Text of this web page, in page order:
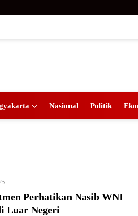
Nasional Politik
Perhatikan Nasib WNI
Luar Negeri